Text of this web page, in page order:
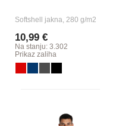
Softshell jakna, 280 g/m2
10,99 €
Na stanju: 3.302
Prikaz zaliha